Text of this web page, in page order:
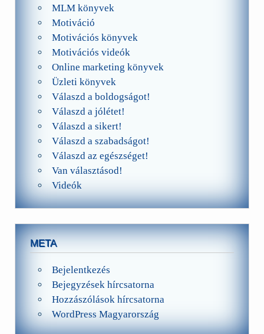
MLM könyvek
Motiváció
Motivációs könyvek
Motivációs videók
Online marketing könyvek
Üzleti könyvek
Válaszd a boldogságot!
Válaszd a jólétet!
Válaszd a sikert!
Válaszd a szabadságot!
Válaszd az egészséget!
Van választásod!
Videók
META
Bejelentkezés
Bejegyzések hírcsatorna
Hozzászólások hírcsatorna
WordPress Magyarország